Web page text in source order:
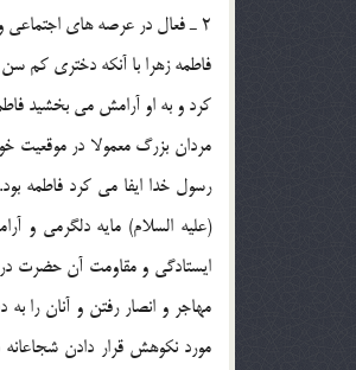
2 ـ فعال در عرصه هاي اجتماعي و سياسي
فاطمه زهرا با آنكه دختري كم
كرد و به او آرامش مي بخشيد
مردان بزرگ معمولا در موقعيت
رسول خدا ايفا مي كرد فاطمه
(علیه السلام) مايه دلگرمي و
ايستادگي و مقاومت آن حضرت در
مهاجر و انصار رفتن و آنان را
مورد نكوهش قرار دادن